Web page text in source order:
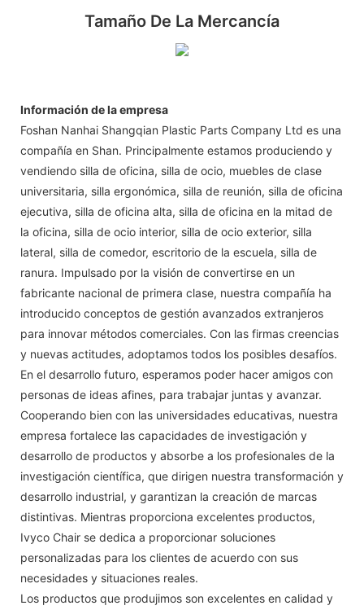
Tamaño De La Mercancía
Información de la empresa
Foshan Nanhai Shangqian Plastic Parts Company Ltd es una
compañía en Shan. Principalmente estamos produciendo y
vendiendo silla de oficina, silla de ocio, muebles de clase
universitaria, silla ergonómica, silla de reunión, silla de oficina
ejecutiva, silla de oficina alta, silla de oficina en la mitad de
la oficina, silla de ocio interior, silla de ocio exterior, silla
lateral, silla de comedor, escritorio de la escuela, silla de
ranura. Impulsado por la visión de convertirse en un
fabricante nacional de primera clase, nuestra compañía ha
introducido conceptos de gestión avanzados extranjeros
para innovar métodos comerciales. Con las firmas creencias
y nuevas actitudes, adoptamos todos los posibles desafíos.
En el desarrollo futuro, esperamos poder hacer amigos con
personas de ideas afines, para trabajar juntas y avanzar.
Cooperando bien con las universidades educativas, nuestra
empresa fortalece las capacidades de investigación y
desarrollo de productos y absorbe a los profesionales de la
investigación científica, que dirigen nuestra transformación y
desarrollo industrial, y garantizan la creación de marcas
distintivas. Mientras proporciona excelentes productos,
Ivyco Chair se dedica a proporcionar soluciones
personalizadas para los clientes de acuerdo con sus
necesidades y situaciones reales.
Los productos que produjimos son excelentes en calidad y